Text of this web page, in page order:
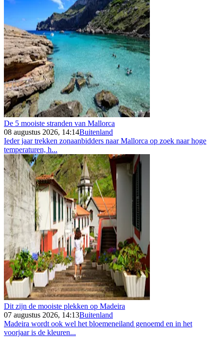
De 5 mooiste stranden van Mallorca
08 augustus 2026, 14:14Buitenland
Ieder jaar trekken zonaanbidders naar Mallorca op zoek naar hoge
temperaturen, h...
Dit zijn de mooiste plekken op Madeira
07 augustus 2026, 14:13Buitenland
Madeira wordt ook wel het bloemeneiland genoemd en in het
voorjaar is de kleuren...